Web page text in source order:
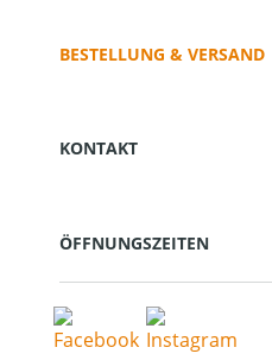
BESTELLUNG & VERSAND
KONTAKT
ÖFFNUNGSZEITEN